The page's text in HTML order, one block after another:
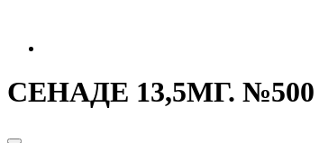
СЕНАДЕ 13,5МГ.